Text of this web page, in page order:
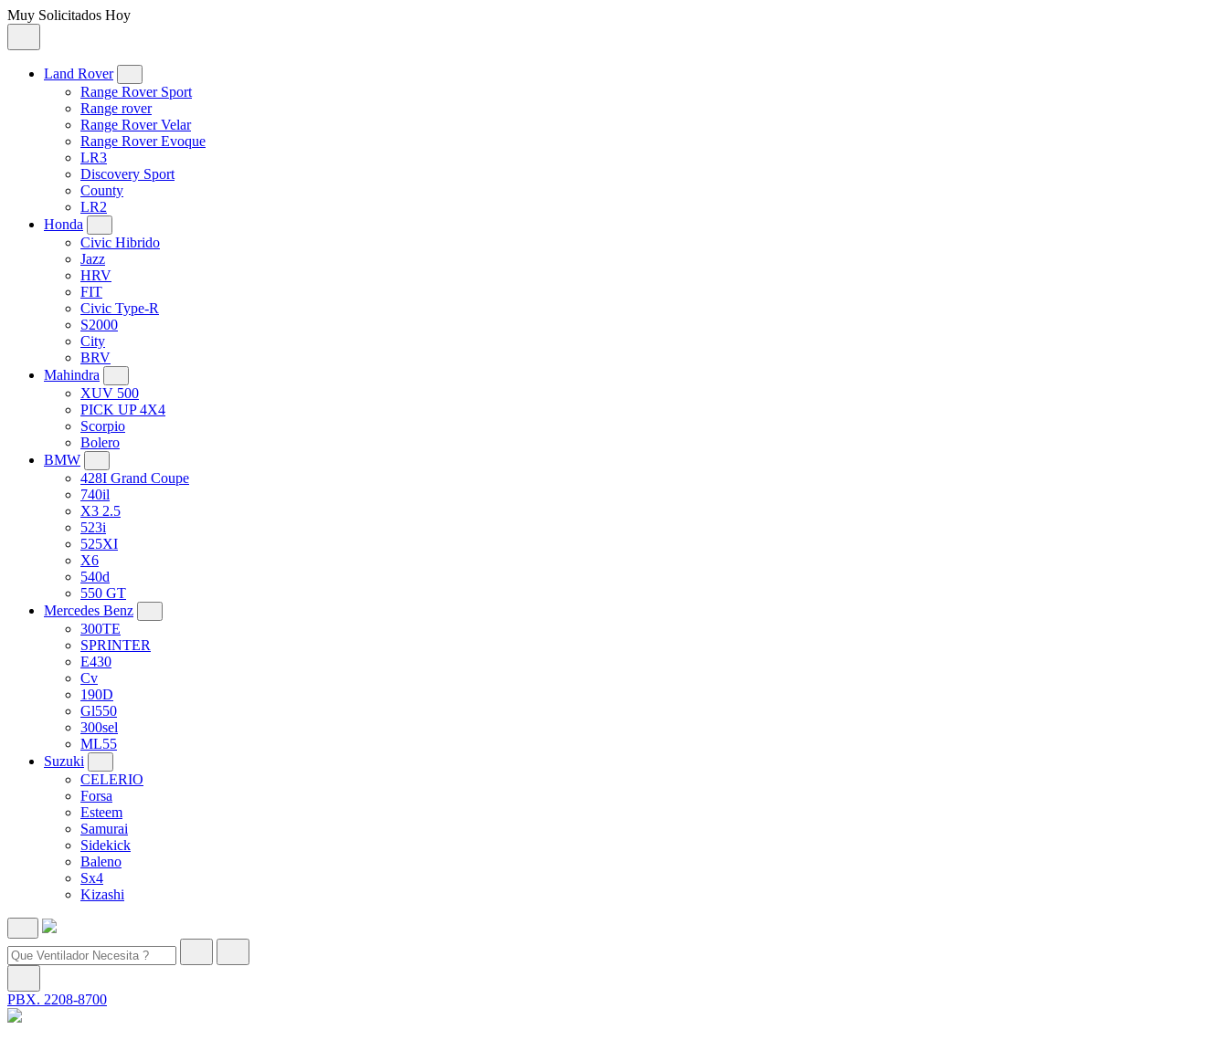
Muy Solicitados Hoy
Land Rover
Range Rover Sport
Range rover
Range Rover Velar
Range Rover Evoque
LR3
Discovery Sport
County
LR2
Honda
Civic Hibrido
Jazz
HRV
FIT
Civic Type-R
S2000
City
BRV
Mahindra
XUV 500
PICK UP 4X4
Scorpio
Bolero
BMW
428I Grand Coupe
740il
X3 2.5
523i
525XI
X6
540d
550 GT
Mercedes Benz
300TE
SPRINTER
E430
Cv
190D
Gl550
300sel
ML55
Suzuki
CELERIO
Forsa
Esteem
Samurai
Sidekick
Baleno
Sx4
Kizashi
PBX. 2208-8700